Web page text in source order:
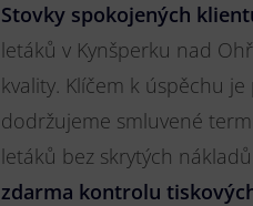
Stovky spokojených
letáků v Kynšperku nad
kvality. Klíčem k úspěchu
dodržujeme smluvené
letáků bez skrytých
zdarma kontrolu